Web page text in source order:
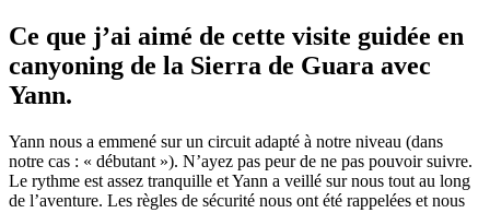
Ce que j’ai aimé de cette visite guidée en
canyoning de la Sierra de Guara avec
Yann.
Yann nous a emmené sur un circuit adapté à notre niveau (dans
notre cas : « débutant »). N’ayez pas peur de ne pas pouvoir suivre.
Le rythme est assez tranquille et Yann a veillé sur nous tout au long
de l’aventure. Les règles de sécurité nous ont été rappelées et nous